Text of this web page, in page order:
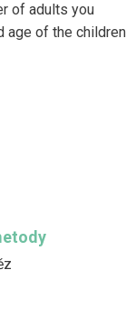
of adults you
age of the children